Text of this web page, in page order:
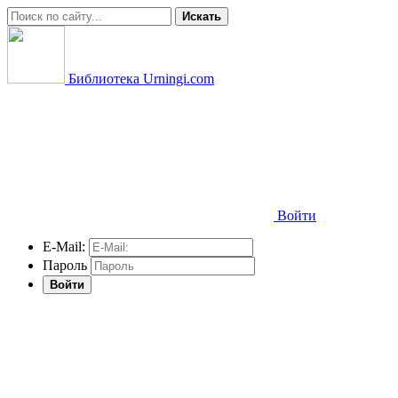
Искать
Библиотека Urningi.com
Войти
E-Mail:
Пароль
Войти